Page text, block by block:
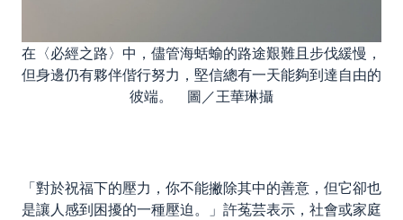
在〈必經之路〉中，儘管海蛞蝓的路途艱難且步伐緩慢，
但身邊仍有夥伴偕行努力，堅信總有一天能夠到達自由的
彼端。 圖／王華琳攝
「對於祝福下的壓力，你不能撇除其中的善意 ， 但它卻也
是讓人感到困擾的一種壓迫。」許菟芸表示，社會或家庭